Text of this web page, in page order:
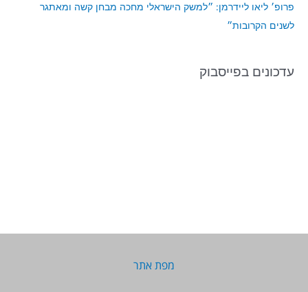
פרופ׳ ליאו ליידרמן: ״למשק הישראלי מחכה מבחן קשה ומאתגר
לשנים הקרובות״
עדכונים בפייסבוק
מפת אתר